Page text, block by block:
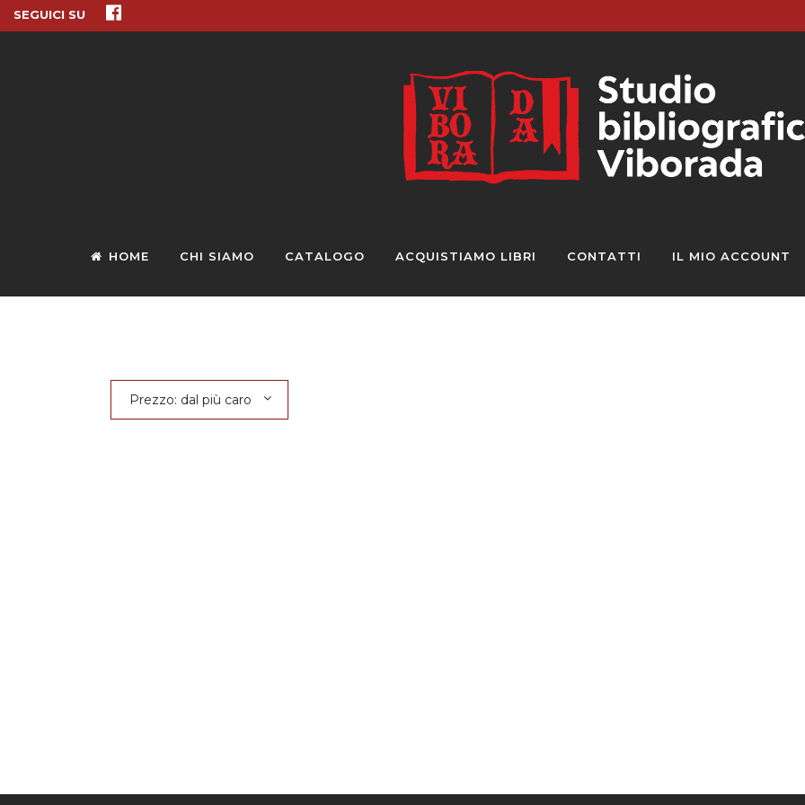
SEGUICI SU
HOME CHI SIAMO CATALOGO ACQUISTIAMO LIBRI CONTATTI IL MIO ACCOUNT
Prezzo: dal più caro